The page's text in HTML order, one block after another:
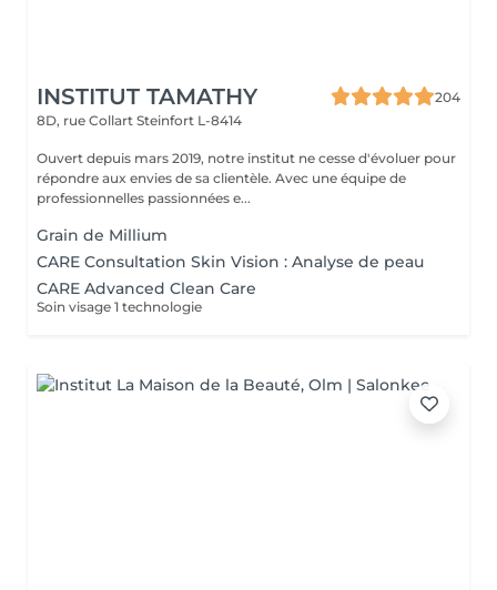
INSTITUT TAMATHY
204
8D, rue Collart Steinfort L-8414
Ouvert depuis mars 2019, notre institut ne cesse d'évoluer pour
répondre aux envies de sa clientèle. Avec une équipe de
professionnelles passionnées e...
Grain de Millium
CARE Consultation Skin Vision : Analyse de peau
CARE Advanced Clean Care
Soin visage 1 technologie